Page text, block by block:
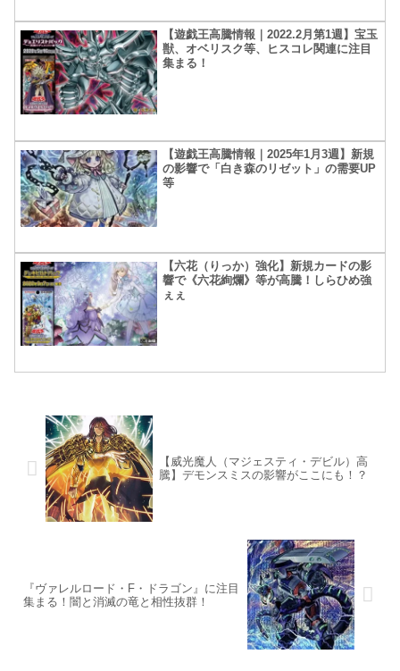
【遊戯王高騰情報｜2022.2月第1週】宝玉
獣、オベリスク等、ヒスコレ関連に注目
集まる！
【遊戯王高騰情報｜2025年1月3週】新規
の影響で「白き森のリゼット」の需要UP
等
【六花（りっか）強化】新規カードの影
響で《六花絢爛》等が高騰！しらひめ強
ぇぇ
【威光魔人（マジェスティ・デビル）高
騰】デモンスミスの影響がここにも！？
『ヴァレルロード・F・ドラゴン』に注目
集まる！闇と消滅の竜と相性抜群！